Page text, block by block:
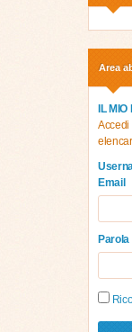
Area
IL
Accedi
Email